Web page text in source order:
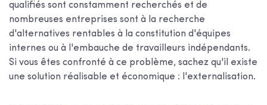
qualifiés sont constamment recherchés et de
nombreuses entreprises sont à la recherche
d'alternatives rentables à la constitution d'équipes
internes ou à l'embauche de travailleurs indépendants.
Si vous êtes confronté à ce problème, sachez qu'il existe
une solution réalisable et économique : l'externalisation.